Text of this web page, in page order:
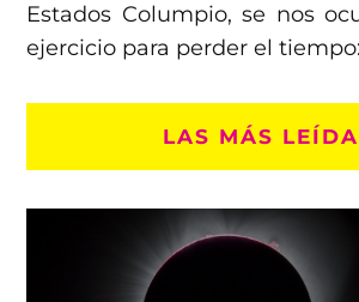
Estados Columpio, se nos
ejercicio para perder el
LAS MÁS